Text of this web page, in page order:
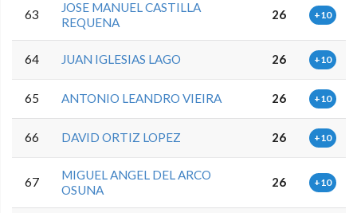
63
JOSE MANUEL CASTILLA
REQUENA
26 +10
64 JUAN IGLESIAS LAGO 26 +10
65 ANTONIO LEANDRO VIEIRA 26 +10
66 DAVID ORTIZ LOPEZ 26 +10
67
MIGUEL ANGEL DEL ARCO
OSUNA
26 +10